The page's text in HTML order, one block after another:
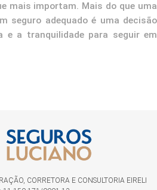
mais importam. Mais do que uma
seguro adequado é uma decisão
e a tranquilidade para seguir em
CORRETORA E CONSULTORIA EIRELI